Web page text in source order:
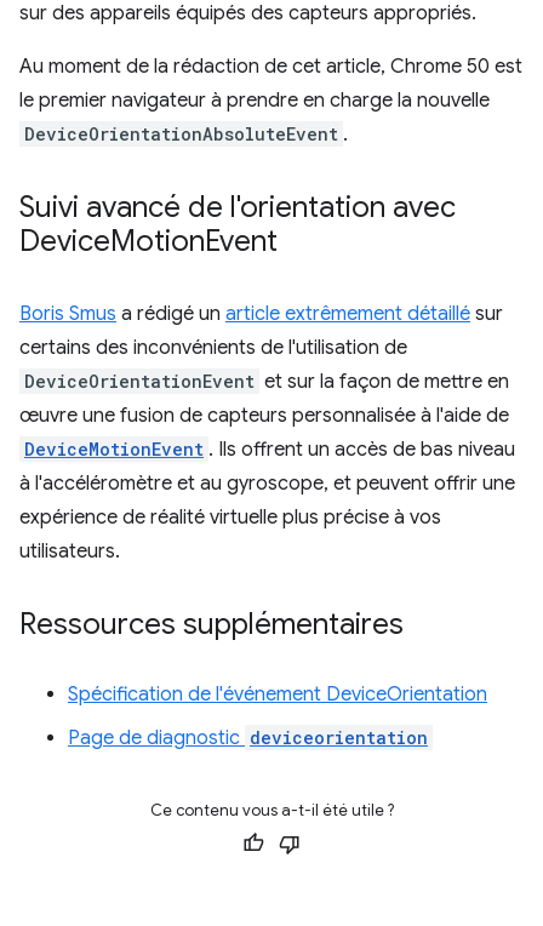
sur des appareils équipés des capteurs appropriés.
Au moment de la rédaction de cet article, Chrome 50 est
le premier navigateur à prendre en charge la nouvelle
DeviceOrientationAbsoluteEvent .
Suivi avancé de l'orientation avec
DeviceMotionEvent
Boris Smus a rédigé un article extrêmement détaillé sur
certains des inconvénients de l'utilisation de
DeviceOrientationEvent et sur la façon de mettre en
œuvre une fusion de capteurs personnalisée à l'aide de
DeviceMotionEvent . Ils offrent un accès de bas niveau
à l'accéléromètre et au gyroscope, et peuvent offrir une
expérience de réalité virtuelle plus précise à vos
utilisateurs.
Ressources supplémentaires
Spécification de l'événement DeviceOrientation
Page de diagnostic deviceorientation
Ce contenu vous a-t-il été utile ?